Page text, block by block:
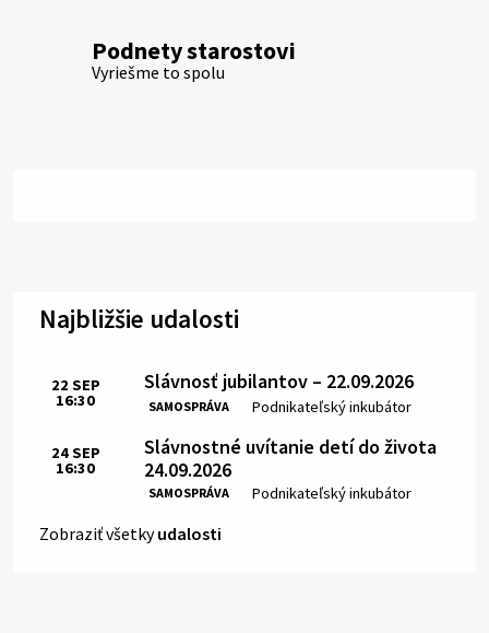
Podnety starostovi
Vyriešme to spolu
Najbližšie udalosti
Slávnosť jubilantov – 22.09.2026
SAMOSPRÁVA Miesto:
Podnikateľský inkubátor
Čas:
22 SEP
16:30
Slávnostné uvítanie detí do života
24.09.2026
SAMOSPRÁVA Miesto:
Podnikateľský inkubátor
Čas:
24SEP
16:30
Zobraziť všetkyudalosti